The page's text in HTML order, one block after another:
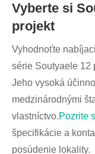
Vyberte si
projekt
Vyhodnoťte
série Soutyaele 12
Jeho vysoká
medzinárodnými
vlastníctvo.Pozrite
špecifikácie a
posúdenie lokality.